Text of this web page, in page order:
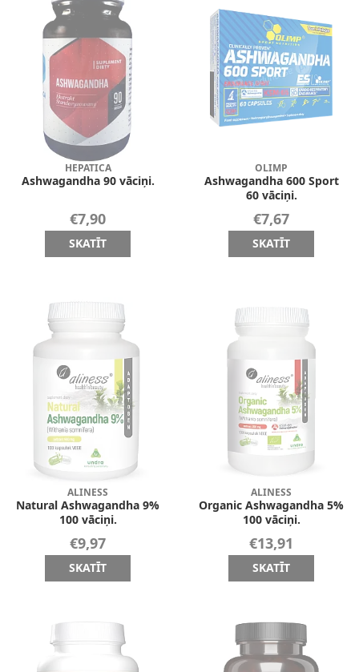
HEPATICA
Ashwagandha 90 vāciņi.
€7,90
SKATĪT
OLIMP
Ashwagandha 600 Sport
60 vāciņi.
€7,67
SKATĪT
ALINESS
Natural Ashwagandha 9%
100 vāciņi.
€9,97
SKATĪT
ALINESS
Organic Ashwagandha 5%
100 vāciņi.
€13,91
SKATĪT